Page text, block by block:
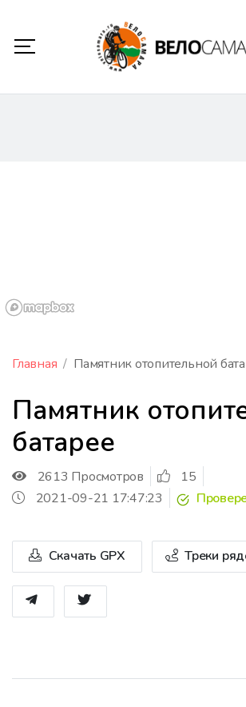
Главная Памятник отопительной
Памятник
батарее
2613 Просмотров
15
2021-09-21 17:47:23
Скачать GPX Треки